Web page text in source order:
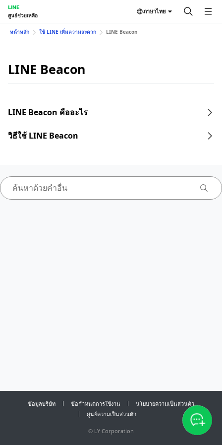
LINE
ศูนย์ช่วยเหลือ
ภาษาไทย
หน้าหลัก ใช้ LINE เพิ่มความสะดวก LINE Beacon
LINE Beacon
LINE Beacon คืออะไร
วิธีใช้ LINE Beacon
ข้อมูลบริษัท ข้อกำหนดการใช้งาน
นโยบายความเป็นส่วนตัว
ศูนย์ความเป็นส่วนตัว
© LY Corporation